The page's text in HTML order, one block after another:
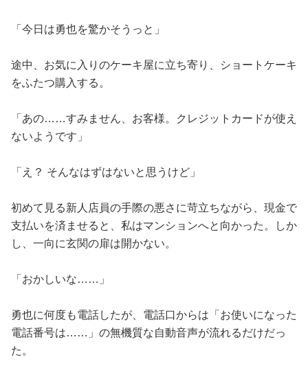
「今日は勇也を驚かそうっと」
途中、お気に入りのケーキ屋に立ち寄り、ショートケーキ
をふたつ購入する。
「あの……すみません、お客様。クレジットカードが使え
ないようです」
「え？ そんなはずはないと思うけど」
初めて見る新人店員の手際の悪さに苛立ちながら、現金で
支払いを済ませると、私はマンションへと向かった。しか
し、一向に玄関の扉は開かない。
「おかしいな……」
勇也に何度も電話したが、電話口からは「お使いになった
電話番号は……」の無機質な自動音声が流れるだけだっ
た。